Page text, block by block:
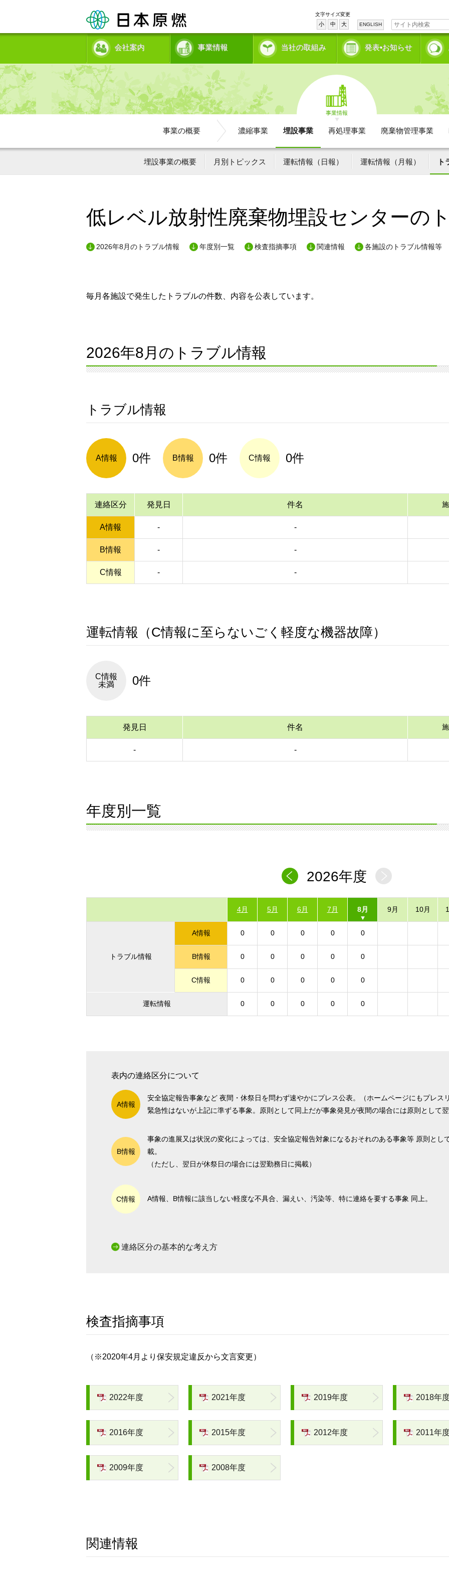
文字サイズ変更
小 中 大 ENGLISH
会社案内 事業情報 当社の取組み 発表•お知らせ
事業情報
事業の概要 濃縮事業 埋設事業 再処理事業 廃棄物管理事業
埋設事業の概要 月別トピックス 運転情報（日報） 運転情報（月報） ト
低レベル放射性廃棄物埋設センターの
2026年8月のトラブル情報 年度別一覧 検査指摘事項 関連情報 各施設のトラブル情報等
毎月各施設で発生したトラブルの件数、内容を公表しています。
2026年8月のトラブル情報
トラブル情報
A情報 0件 B情報 0件 C情報 0件
連絡区分 発見日 件名
A情報 - -
B情報 - -
C情報 - -
運転情報（C情報に至らないごく軽度な機器故障）
C情報
未満
0件
発見日 件名
- -
年度別一覧
2026年度
4月 5月 6月 7月 8月 9月 10月
トラブル情報
A情報 0 0 0 0 0
B情報 0 0 0 0 0
C情報 0 0 0 0 0
運転情報 0 0 0 0 0
表内の連絡区分について
A情報
安全協定報告事象など 夜間・休祭日を問わず速やかにプレス公表。（ホームページにもプレス
緊急性はないが上記に準ずる事象。原則として同上だが事象発見が夜間の場合には原則として翌
B情報
事象の進展又は状況の変化によっては、安全協定報告対象になるおそれのある事象等 原則とし
載。
（ただし、翌日が休祭日の場合には翌勤務日に掲載）
C情報 A情報、B情報に該当しない軽度な不具合、漏えい、汚染等、特に連絡を要する事象 同上。
連絡区分の基本的な考え方
検査指摘事項
（※2020年4月より保安規定違反から文言変更）
2022年度 2021年度 2019年度 2018年
2016年度 2015年度 2012年度 2011年
2009年度 2008年度
関連情報